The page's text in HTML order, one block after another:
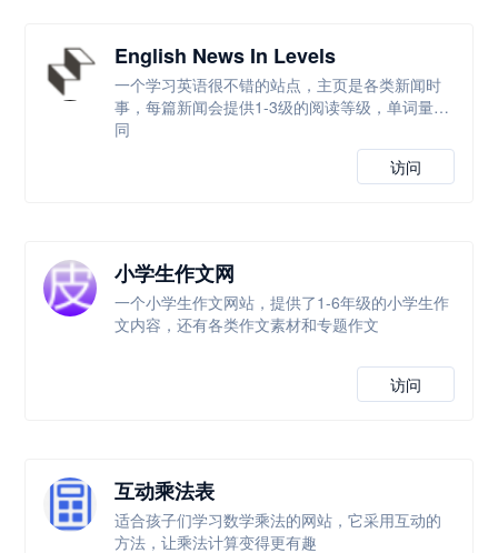
English News In Levels
一个学习英语很不错的站点，主页是各类新闻时
事，每篇新闻会提供1-3级的阅读等级，单词量不
同
访问
小学生作文网
一个小学生作文网站，提供了1-6年级的小学生作
文内容，还有各类作文素材和专题作文
访问
互动乘法表
适合孩子们学习数学乘法的网站，它采用互动的
方法，让乘法计算变得更有趣